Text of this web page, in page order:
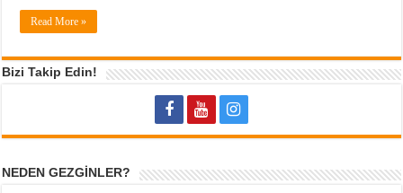
Read More »
Bizi Takip Edin!
NEDEN GEZGİNLER?